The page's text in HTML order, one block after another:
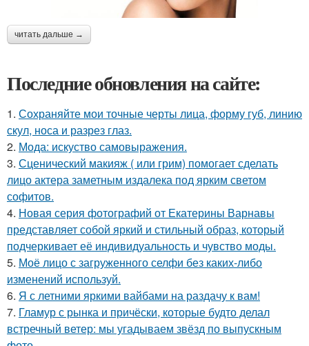
читать дальше →
Последние обновления на сайте:
1. Сохраняйте мои точные черты лица, форму губ, линию
скул, носа и разрез глаз.
2. Мода: искуство самовыражения.
3. Сценический макияж ( или грим) помогает сделать
лицо актера заметным издалека под ярким светом
софитов.
4. Новая серия фотографий от Екатерины Варнавы
представляет собой яркий и стильный образ, который
подчеркивает её индивидуальность и чувство моды.
5. Моё лицо с загруженного селфи без каких-либо
изменений используй.
6. Я с летними яркими вайбами на раздачу к вам!
7. Гламур с рынка и причёски, которые будто делал
встречный ветер: мы угадываем звёзд по выпускным